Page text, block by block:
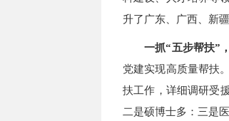
升了广东、广西、新
一抓“五步帮扶”
党建实现高质量帮扶
扶工作，详细调研受
二是硕博士多：三是